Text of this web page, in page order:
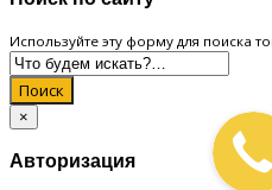
Используйте эту форму для поиска
Поиск
×
Авторизация